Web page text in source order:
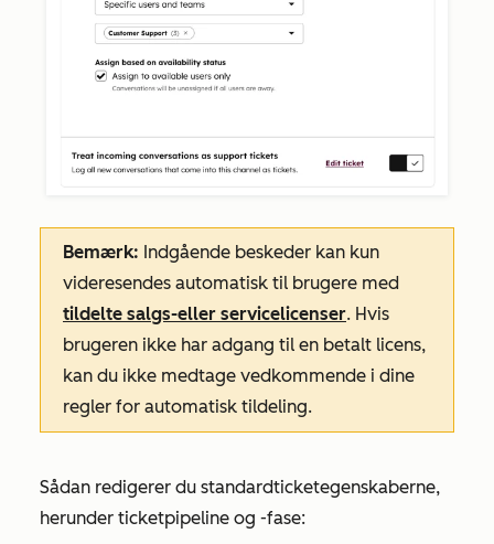
Bemærk: Indgående beskeder kan kun
videresendes automatisk til brugere med
tildelte salgs-eller servicelicenser. Hvis
brugeren ikke har adgang til en betalt licens,
kan du ikke medtage vedkommende i dine
regler for automatisk tildeling.
Sådan redigerer du standardticketegenskaberne,
herunder ticketpipeline og -fase: